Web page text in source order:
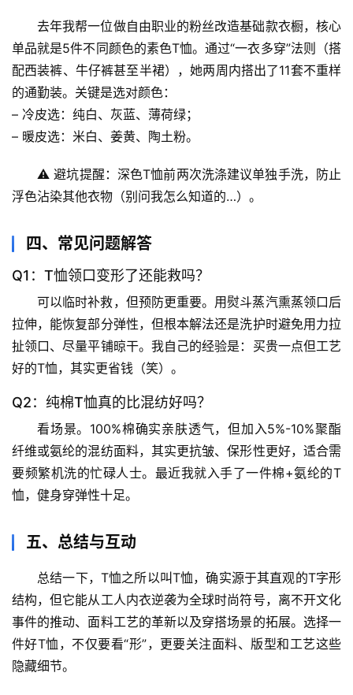
档
案
宇
天
生
技
前
沿
心
驿
站
求
去年我帮一位做自由职业的粉丝改造基础款衣橱， 核心
单品就是5件不同颜色的素色T恤。通过“一衣多穿”法则（搭
配西装裤、牛仔裤甚至半裙），她两周内搭出了11套不重样
的通勤装。 关键是选对颜色：
– 冷皮选：纯白、灰蓝、薄荷绿；
– 暖皮选：米白、姜黄、陶土粉。
⚠️ 避坑提醒 ：深色T恤前两次洗涤建议单独手洗，防止
浮色沾染其他衣物（别问我怎么知道的…）。
四、常见问题解答
Q1：T恤领口变形了还能救吗？
可以临时补救，但预防更重要。用熨斗蒸汽熏蒸领口后
拉伸，能恢复部分弹性，但根本解法还是洗护时避免用力拉
扯领口、尽量平铺晾干。我自己的经验是：买贵一点但工艺
好的T恤，其实更省钱（笑）。
Q2：纯棉T恤真的比混纺好吗？
看场景。100%棉确实亲肤透气，但加入5%-10%聚酯
纤维或氨纶的混纺面料，其实更抗皱、保形性更好，适合需
要频繁机洗的忙碌人士。最近我就入手了一件棉+氨纶的T
恤，健身穿弹性十足。
五、总结与互动
总结一下， T恤之所以叫T恤，确实源于其直观的T字形
结构，但它能从工人内衣逆袭为全球时尚符号，离不开文化
事件的推动、面料工艺的革新以及穿搭场景的拓展。选择一
件好T恤，不仅要看“形”，更要关注面料、版型和工艺这些
隐藏细节。